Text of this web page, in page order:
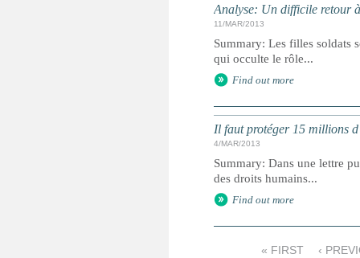
Analyse: Un difficile retour
11/MAR/2013
Summary: Les filles soldats
qui occulte le rôle...
Find out more
Il faut protéger 15 millions
4/MAR/2013
Summary: Dans une lettre
des droits humains...
Find out more
« FIRST ‹